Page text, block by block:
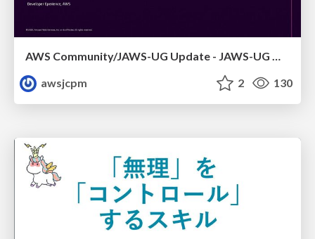
awsjcpm
2 130